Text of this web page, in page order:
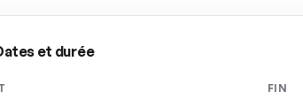
et durée
FIN